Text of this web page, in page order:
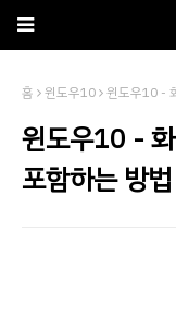
홈 윈도우10 윈도우10 -
윈도우10 -
포함하는 방법